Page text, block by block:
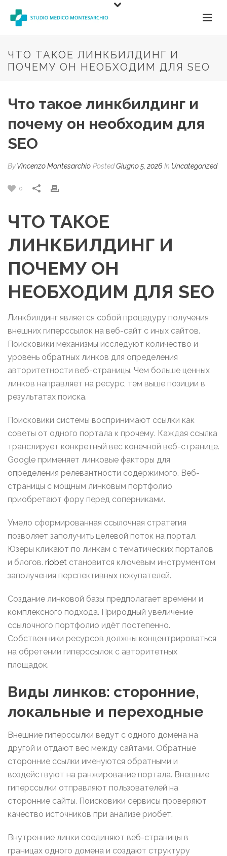
ЧТО ТАКОЕ ЛИНКБИЛДИНГ И
ПОЧЕМУ ОН НЕОБХОДИМ ДЛЯ SEO
Что такое линкбилдинг и
почему он необходим для
SEO
ByVincenzo Montesarchio PostedGiugno 5, 2026 In Uncategorized
0
ЧТО ТАКОЕ
ЛИНКБИЛДИНГ И
ПОЧЕМУ ОН
НЕОБХОДИМ ДЛЯ SEO
Линкбилдинг является собой процедуру получения
внешних гиперссылок на веб-сайт с иных сайтов.
Поисковики механизмы исследуют количество и
уровень обратных линков для определения
авторитетности веб-страницы. Чем больше ценных
линков направляет на ресурс, тем выше позиции в
результатах поиска.
Поисковики системы воспринимают ссылки как
советы от одного портала к прочему. Каждая ссылка
транслирует конкретный вес конечной веб-странице.
Google применяет линковые факторы для
определения релевантности содержимого. Веб-
страницы с мощным линковым портфолио
приобретают фору перед соперниками.
Умело сформированная ссылочная стратегия
позволяет заполучить целевой поток на портал.
Юзеры кликают по линкам с тематических порталов
и блогов. riobet становится ключевым инструментом
заполучения перспективных покупателей.
Создание линковой базы предполагает времени и
комплексного подхода. Природный увеличение
ссылочного портфолио идёт постепенно.
Собственники ресурсов должны концентрироваться
на обретении гиперссылок с авторитетных
площадок.
Виды линков: сторонние,
локальные и переходные
Внешние гиперссылки ведут с одного домена на
другой и отдают вес между сайтами. Обратные
сторонние ссылки именуются обратными и
воздействуют на ранжирование портала. Внешние
гиперссылки отправляют пользователей на
сторонние сайты. Поисковики сервисы проверяют
качество источников при анализе риобет.
Внутренние линки соединяют веб-страницы в
границах одного домена и создают структуру